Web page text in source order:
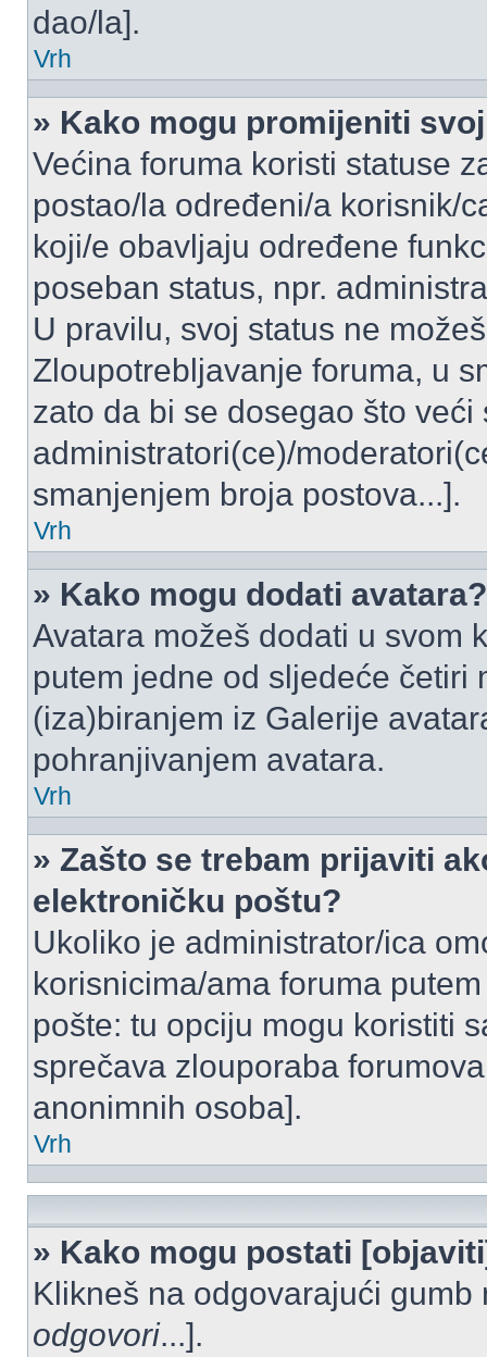
dao/la].
Vrh
» Kako mogu promijeniti
Većina foruma koristi statuse
postao/la određeni/a korisnik/
koji/e obavljaju određene
poseban status, npr.
U pravilu, svoj status ne
Zloupotrebljavanje foruma, u
zato da bi se dosegao što
administratori(ce)/
smanjenjem broja postova...].
Vrh
» Kako mogu dodati avatara?
Avatara možeš dodati u svom
putem jedne od sljedeće četiri
(iza)biranjem iz Galerije
pohranjivanjem avatara.
Vrh
» Zašto se trebam prijaviti
elektroničku poštu?
Ukoliko je administrator/ica
korisnicima/ama foruma
pošte: tu opciju mogu koristiti
sprečava zlouporaba
anonimnih osoba].
Vrh
» Kako mogu postati
Klikneš na odgovarajući
odgovori...].